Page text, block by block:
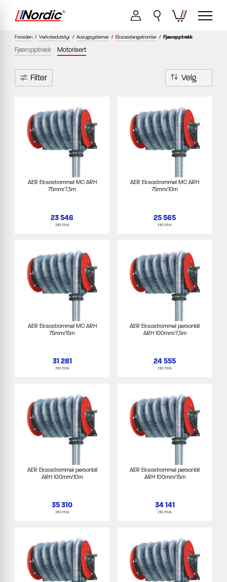
Forsiden / Verkstedutstyr / Avsugsystemer / Eksosslangetromler / Fjæropptrekk
Fjæropptrekk Motorisert
Filter
AER Eksostrommel MC ARH
75mm/7,5m
23 546
inkl mva
AER Eksostrommel MC ARH
75mm/10m
25 565
inkl mva
AER Eksostrommel MC ARH
75mm/15m
31 281
inkl mva
AER Eksostrommel personbil
ARH 100mm/7,5m
24 555
inkl mva
AER Eksostrommel personbil
ARH 100mm/10m
35 310
inkl mva
AER Eksostrommel personbil
ARH 100mm/15m
34 141
inkl mva